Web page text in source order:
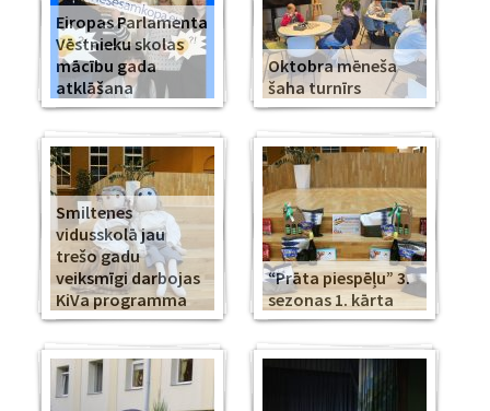
Eiropas Parlamenta
Vēstnieku skolas
mācību gada
atklāšana
Oktobra mēneša
šaha turnīrs
Smiltenes
vidusskolā jau
trešo gadu
veiksmīgi darbojas
KiVa programma
“Prāta piespēļu” 3.
sezonas 1. kārta